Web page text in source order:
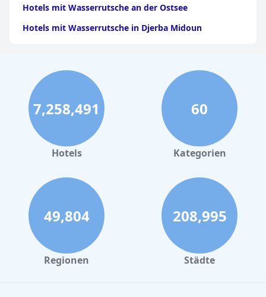
Hotels mit Wasserrutsche an der Ostsee
Hotels mit Wasserrutsche in Djerba Midoun
Hotels mit Wasserrutsche in Bozen
Hotels mit Wasserrutsche in Andalusien
Hotels mit Wasserrutsche auf Kos
Hotels mit Wasserrutsche auf Gran Canaria
Hotels mit Wasserrutsche auf Lanzarote
Hotels mit Wasserrutsche auf Fuerteventura
7,258,491
Hotels
60
Kategorien
49,804
Regionen
208,995
Städte